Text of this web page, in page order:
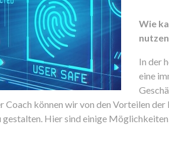
Wie
In der
eine
Coach können wir von den Vorteilen
gestalten. Hier sind einige